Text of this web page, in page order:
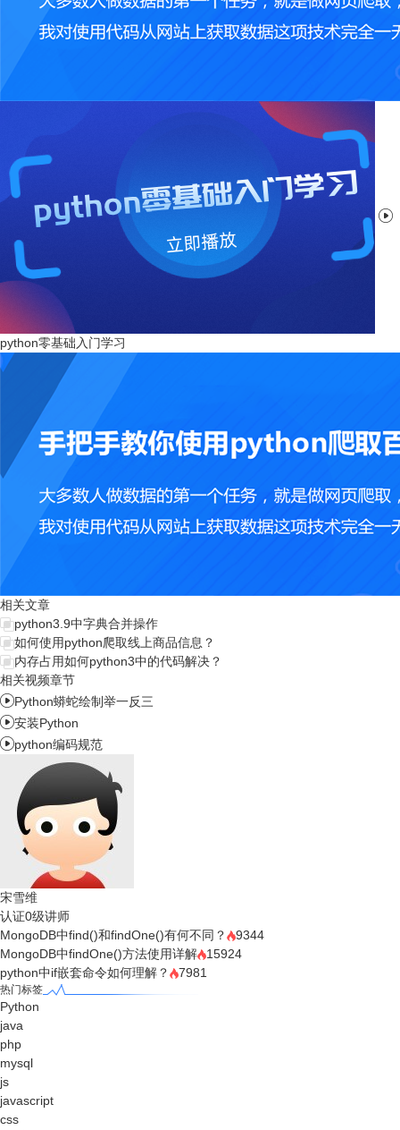

python零基础入门学习
相关文章
python3.9中字典合并操作
如何使用python爬取线上商品信息？
内存占用如何python3中的代码解决？
相关视频章节
Python蟒蛇绘制举一反三
安装Python
python编码规范
宋雪维
认证0级讲师
MongoDB中find()和findOne()有何不同？
9344
MongoDB中findOne()方法使用详解
15924
python中if嵌套命令如何理解？
7981
热门标签
Python
java
php
mysql
js
javascript
css